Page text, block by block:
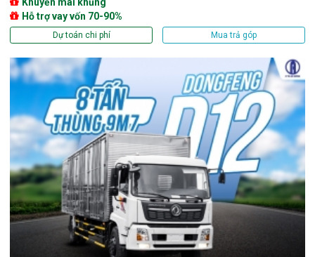
Hỗ trợ vay vốn 70-90%
Dự toán chi phí Mua trả góp